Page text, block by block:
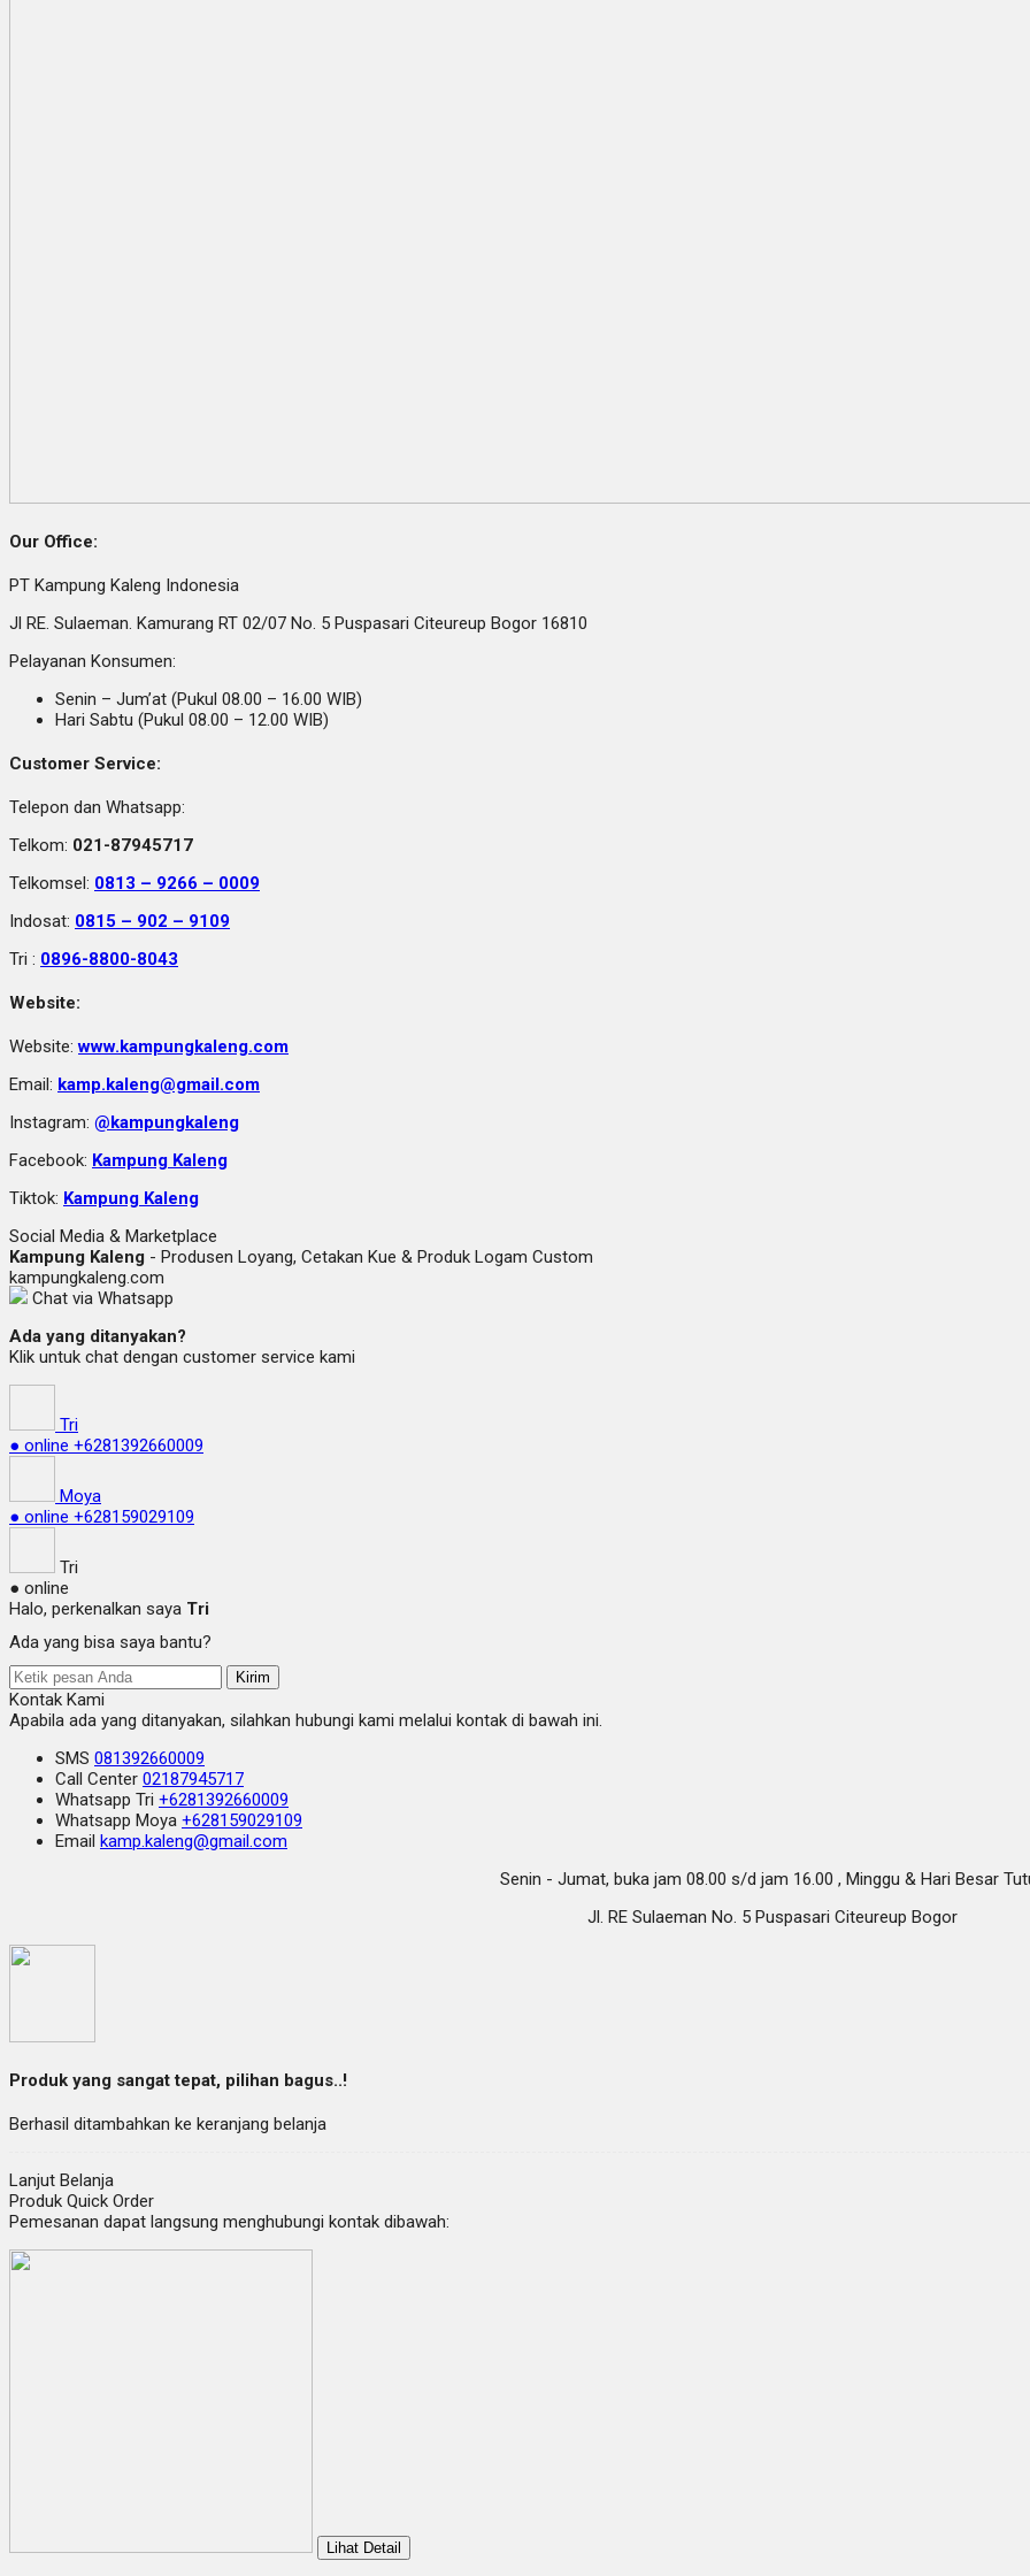
Our Office:
PT Kampung Kaleng Indonesia
Jl RE. Sulaeman. Kamurang RT 02/07 No. 5 Puspasari Citeureup Bogor 16810
Pelayanan Konsumen:
Senin – Jum’at (Pukul 08.00 – 16.00 WIB)
Hari Sabtu (Pukul 08.00 – 12.00 WIB)
Customer Service:
Telepon dan Whatsapp:
Telkom: 021-87945717
Telkomsel: 0813 – 9266 – 0009
Indosat: 0815 – 902 – 9109
Tri : 0896-8800-8043
Website:
Website:www.kampungkaleng.com
Email: kamp.kaleng@gmail.com
Instagram: @kampungkaleng
Facebook: Kampung Kaleng
Tiktok: Kampung Kaleng
Social Media & Marketplace
Kampung Kaleng - Produsen Loyang, Cetakan Kue & Produk Logam Custom
kampungkaleng.com
Chat via Whatsapp
Ada yang ditanyakan?
Klik untuk chat dengan customer service kami
Tri
● online +6281392660009
Moya
● online +628159029109
Tri
● online
Halo, perkenalkan saya Tri
Ada yang bisa saya bantu?
Kirim
Kontak Kami
Apabila ada yang ditanyakan, silahkan hubungi kami melalui kontak di bawah ini.
SMS 081392660009
Call Center 02187945717
Whatsapp Tri +6281392660009
Whatsapp Moya +628159029109
Email kamp.kaleng@gmail.com
Senin - Jumat, buka jam 08.00 s/d jam 16.00 , Minggu & Hari Besar
Jl. RE Sulaeman No. 5 Puspasari Citeureup Bogor
Produk yang sangat tepat, pilihan bagus..!
Berhasil ditambahkan ke keranjang belanja
Lanjut Belanja
Produk Quick Order
Pemesanan dapat langsung menghubungi kontak dibawah:
Lihat Detail